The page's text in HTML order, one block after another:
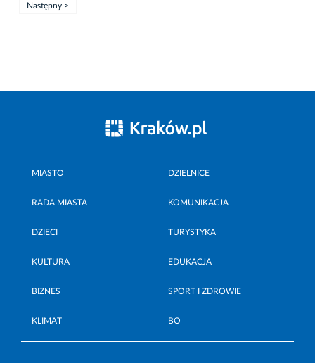
Następny >
MIASTO DZIELNICE
RADA MIASTA KOMUNIKACJA
DZIECI TURYSTYKA
KULTURA EDUKACJA
BIZNES SPORT I ZDROWIE
KLIMAT BO